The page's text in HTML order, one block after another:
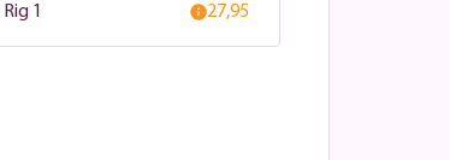
Rig 1 27,95